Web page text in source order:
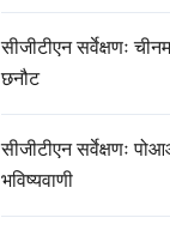
सीजीटीएन सर्वेक्षणः
छनौट
सीजीटीएन सर्वेक्षणः
भविष्यवाणी